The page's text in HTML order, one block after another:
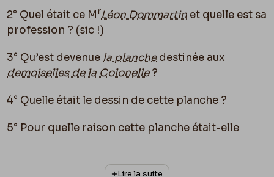
2° Quel était ce MrLéon Dommartin et quelle est sa
profession ? (sic !)
3° Qu’est devenue la planchedestinée aux
demoiselles de la Colonelle?
4° Quelle était le dessin de cette planche ?
5° Pour quelle raison cette planche était-elle
Lire la suite